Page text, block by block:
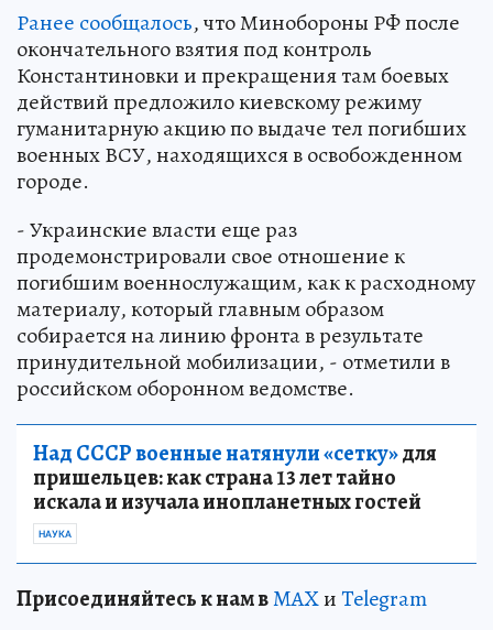
Ранее сообщалось, что Минобороны РФ после
окончательного взятия под контроль
Константиновки и прекращения там боевых
действий предложило киевскому режиму
гуманитарную акцию по выдаче тел погибших
военных ВСУ, находящихся в освобожденном
городе.
- Украинские власти еще раз
продемонстрировали свое отношение к
погибшим военнослужащим, как к расходному
материалу, который главным образом
собирается на линию фронта в результате
принудительной мобилизации, - отметили в
российском оборонном ведомстве.
Над СССР военные натянули «сетку»для
пришельцев: как страна 13 лет тайно
искала и изучала инопланетных гостей
НАУКА
Присоединяйтесь к нам вMAXиTelegram